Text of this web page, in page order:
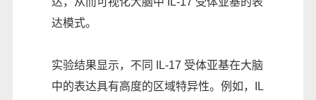
达模式。
实验结果显示，不同 IL-17 受体亚基在大脑
中的表达具有高度的区域特异性。例如，IL